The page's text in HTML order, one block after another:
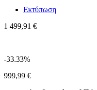
Εκτύπωση
1 499,91 €
-33.33%
999,99 €